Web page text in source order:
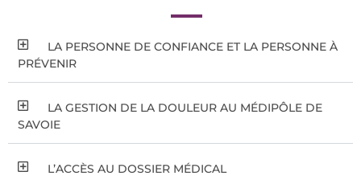
LA PERSONNE DE CONFIANCE ET LA PERSONNE À
PRÉVENIR​
LA GESTION DE LA DOULEUR AU MÉDIPÔLE DE
SAVOIE
L’ACCÈS AU DOSSIER MÉDICAL